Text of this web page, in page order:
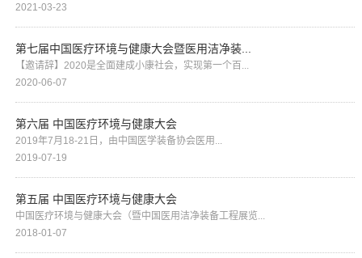
2021-03-23
第七届中国医疗环境与健康大会暨医用洁净装...
【邀请辞】2020是全面建成小康社会，实现第一个百...
2020-06-07
第六届 中国医疗环境与健康大会
2019年7月18-21日，由中国医学装备协会医用...
2019-07-19
第五届 中国医疗环境与健康大会
中国医疗环境与健康大会（暨中国医用洁净装备工程展览...
2018-01-07